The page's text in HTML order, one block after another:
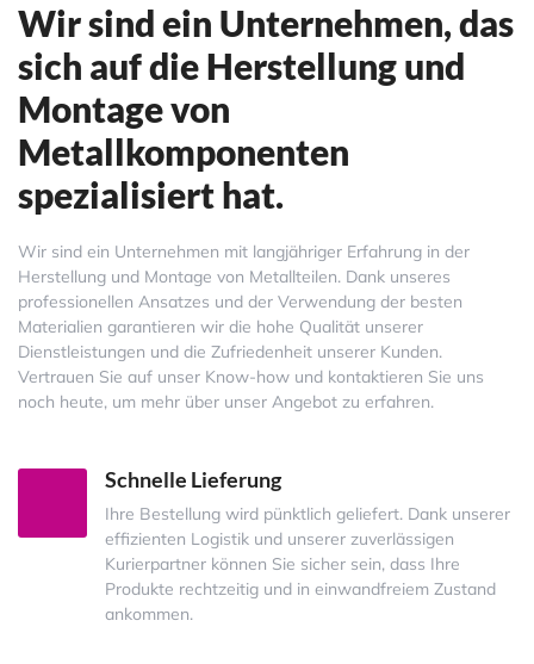
Wir sind ein Unternehmen, das
sich auf die Herstellung und
Montage von
Metallkomponenten
spezialisiert hat.
Wir sind ein Unternehmen mit langjähriger Erfahrung in der
Herstellung und Montage von Metallteilen. Dank unseres
professionellen Ansatzes und der Verwendung der besten
Materialien garantieren wir die hohe Qualität unserer
Dienstleistungen und die Zufriedenheit unserer Kunden.
Vertrauen Sie auf unser Know-how und kontaktieren Sie uns
noch heute, um mehr über unser Angebot zu erfahren.
Schnelle Lieferung
Ihre Bestellung wird pünktlich geliefert. Dank unserer
effizienten Logistik und unserer zuverlässigen
Kurierpartner können Sie sicher sein, dass Ihre
Produkte rechtzeitig und in einwandfreiem Zustand
ankommen.